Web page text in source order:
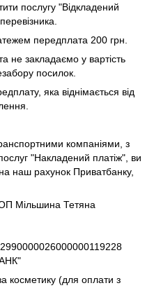
послугу "Відкладений
передплата 200 грн.
не закладаємо у вартість
посилок.
яка віднімається від
компаніями, з
"Накладений платіж", ви
наш рахунок Приватбанку,
Мільшина Тетяна
косметику (для оплати з